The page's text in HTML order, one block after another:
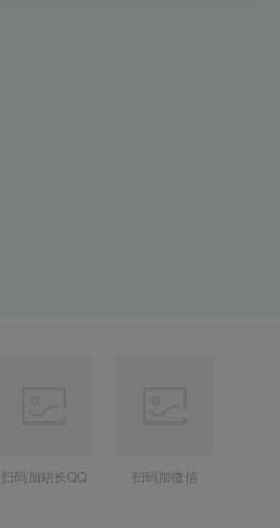
扫码加站长QQ 扫码加微信